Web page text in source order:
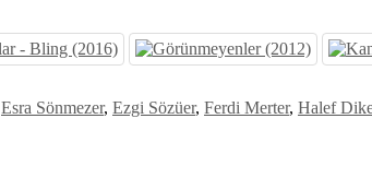
Esra Sönmezer, Ezgi Sözüer, Ferdi Merter, Halef